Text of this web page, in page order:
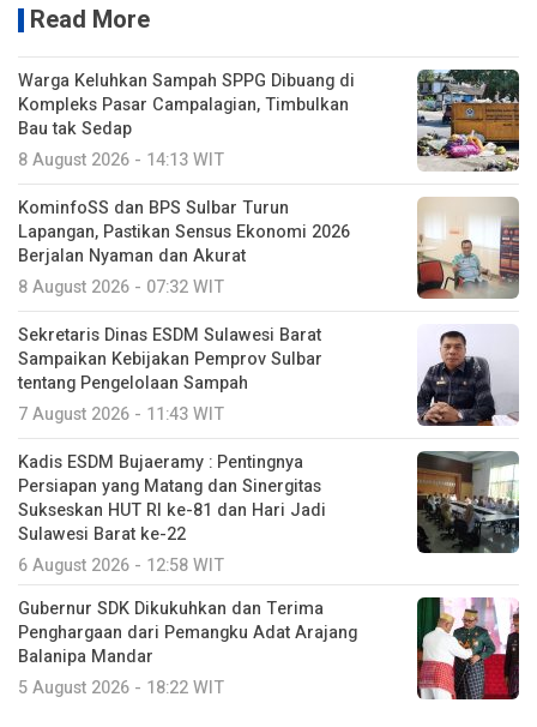
Read More
Warga Keluhkan Sampah SPPG Dibuang di
Kompleks Pasar Campalagian, Timbulkan
Bau tak Sedap
8 August 2026 - 14:13 WIT
KominfoSS dan BPS Sulbar Turun
Lapangan, Pastikan Sensus Ekonomi 2026
Berjalan Nyaman dan Akurat
8 August 2026 - 07:32 WIT
Sekretaris Dinas ESDM Sulawesi Barat
Sampaikan Kebijakan Pemprov Sulbar
tentang Pengelolaan Sampah
7 August 2026 - 11:43 WIT
Kadis ESDM Bujaeramy : Pentingnya
Persiapan yang Matang dan Sinergitas
Sukseskan HUT RI ke-81 dan Hari Jadi
Sulawesi Barat ke-22
6 August 2026 - 12:58 WIT
Gubernur SDK Dikukuhkan dan Terima
Penghargaan dari Pemangku Adat Arajang
Balanipa Mandar
5 August 2026 - 18:22 WIT